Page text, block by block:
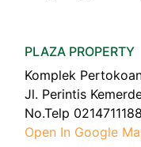
PLAZA PROPERTY
Komplek
Jl. Perintis
No.Telp 0214711188
Open In Google